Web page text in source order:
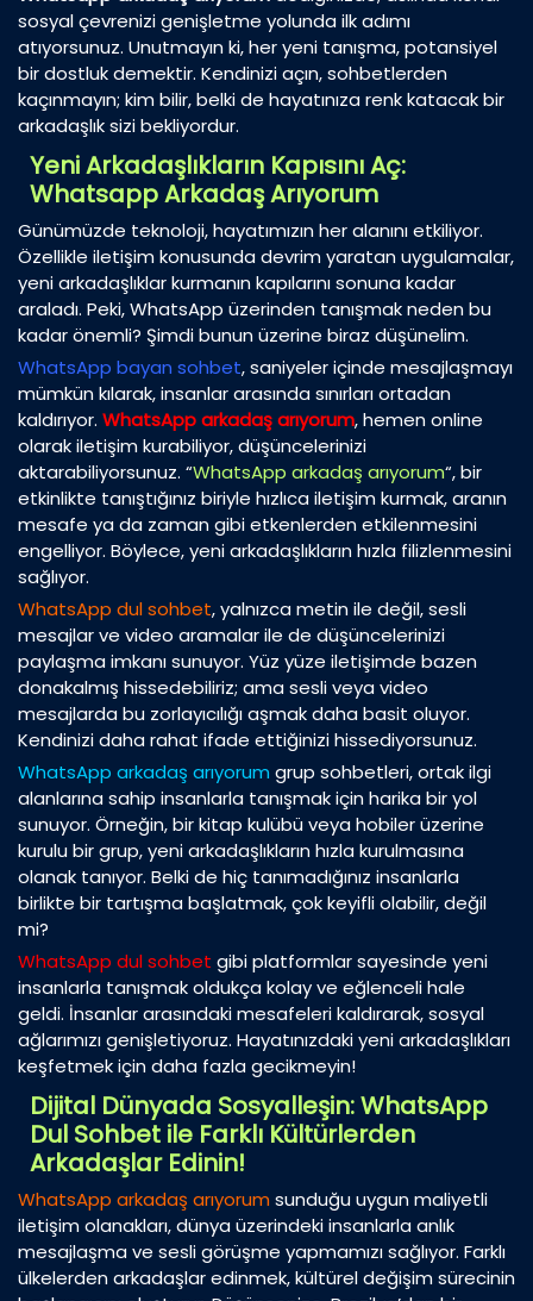
sosyal çevrenizi genişletme yolunda ilk adımı
atıyorsunuz. Unutmayın ki, her yeni tanışma, potansiyel
bir dostluk demektir. Kendinizi açın, sohbetlerden
kaçınmayın; kim bilir, belki de hayatınıza renk katacak bir
arkadaşlık sizi bekliyordur.
Yeni Arkadaşlıkların Kapısını Aç:
Whatsapp Arkadaş Arıyorum
Günümüzde teknoloji, hayatımızın her alanını etkiliyor.
Özellikle iletişim konusunda devrim yaratan uygulamalar,
yeni arkadaşlıklar kurmanın kapılarını sonuna kadar
araladı. Peki, WhatsApp üzerinden tanışmak neden bu
kadar önemli? Şimdi bunun üzerine biraz düşünelim.
WhatsApp bayan sohbet, saniyeler içinde mesajlaşmayı
mümkün kılarak, insanlar arasında sınırları ortadan
kaldırıyor. WhatsApp arkadaş arıyorum, hemen online
olarak iletişim kurabiliyor, düşüncelerinizi
aktarabiliyorsunuz. “WhatsApp arkadaş arıyorum“, bir
etkinlikte tanıştığınız biriyle hızlıca iletişim kurmak, aranın
mesafe ya da zaman gibi etkenlerden etkilenmesini
engelliyor. Böylece, yeni arkadaşlıkların hızla filizlenmesini
sağlıyor.
WhatsApp dul sohbet, yalnızca metin ile değil, sesli
mesajlar ve video aramalar ile de düşüncelerinizi
paylaşma imkanı sunuyor. Yüz yüze iletişimde bazen
donakalmış hissedebiliriz; ama sesli veya video
mesajlarda bu zorlayıcılığı aşmak daha basit oluyor.
Kendinizi daha rahat ifade ettiğinizi hissediyorsunuz.
WhatsApp arkadaş arıyorum grup sohbetleri, ortak ilgi
alanlarına sahip insanlarla tanışmak için harika bir yol
sunuyor. Örneğin, bir kitap kulübü veya hobiler üzerine
kurulu bir grup, yeni arkadaşlıkların hızla kurulmasına
olanak tanıyor. Belki de hiç tanımadığınız insanlarla
birlikte bir tartışma başlatmak, çok keyifli olabilir, değil
mi?
WhatsApp dul sohbet gibi platformlar sayesinde yeni
insanlarla tanışmak oldukça kolay ve eğlenceli hale
geldi. İnsanlar arasındaki mesafeleri kaldırarak, sosyal
ağlarımızı genişletiyoruz. Hayatınızdaki yeni arkadaşlıkları
keşfetmek için daha fazla gecikmeyin!
Dijital Dünyada Sosyalleşin: WhatsApp
Dul Sohbet ile Farklı Kültürlerden
Arkadaşlar Edinin!
WhatsApp arkadaş arıyorumsunduğu uygun maliyetli
iletişim olanakları, dünya üzerindeki insanlarla anlık
mesajlaşma ve sesli görüşme yapmamızı sağlıyor. Farklı
ülkelerden arkadaşlar edinmek, kültürel değişim sürecinin